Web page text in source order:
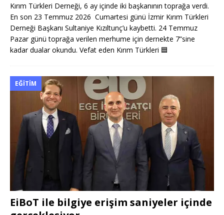
Kırım Türkleri Derneği, 6 ay içinde iki başkanının toprağa verdi.
En son 23 Temmuz 2026 Cumartesi günü İzmir Kırım Türkleri
Derneği Başkanı Sultaniye Kızıltunç’u kaybetti. 24 Temmuz
Pazar günü toprağa verilen merhume için dernekte 7”sine
kadar dualar okundu. Vefat eden Kırım Türkleri 🟦
EĞITIM
EiBoT ile bilgiye erişim saniyeler içinde